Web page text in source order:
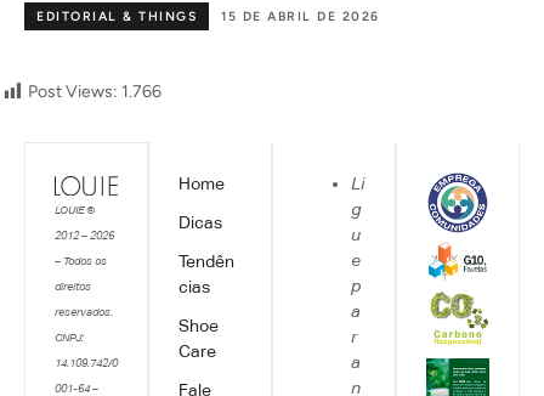
15 DE ABRIL DE 2026
EDITORIAL & THINGS
Post Views: 1.766
LOUIE ©
2012 – 2026
– Todos os
direitos
reservados.
CNPJ:
14.109.742/0
001-64 –
Home
Dicas
Tendên
cias
Shoe
Care
Fale
Li
g
u
e
p
a
r
a
n